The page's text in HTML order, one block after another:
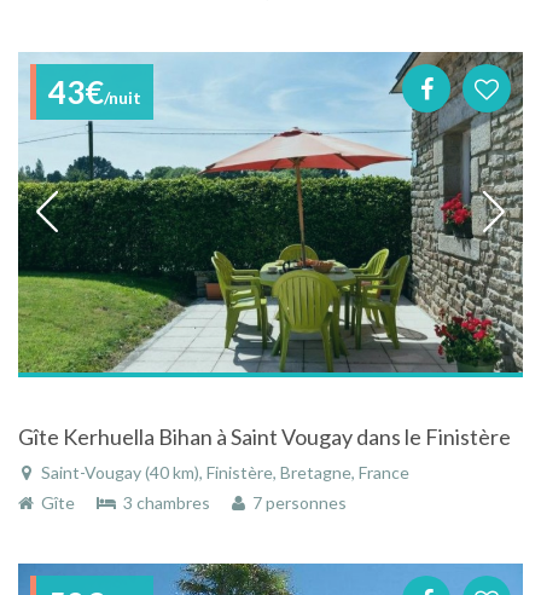
43€/nuit
Gîte Kerhuella Bihan à Saint Vougay dans le Finistère
Saint-Vougay (40 km), Finistère, Bretagne, France
Gîte
3 chambres 7 personnes